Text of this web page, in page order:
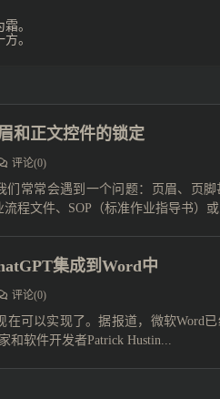
。
。
和正文控件的锁定
评论(0)
常常会遇到一个问题：页眉、页
程文件、SOP（标准作业指导书）
集成到Word中
评论(0)
在可以实现了。据报道，微软Word
和软件开发者Patrick Hustin...